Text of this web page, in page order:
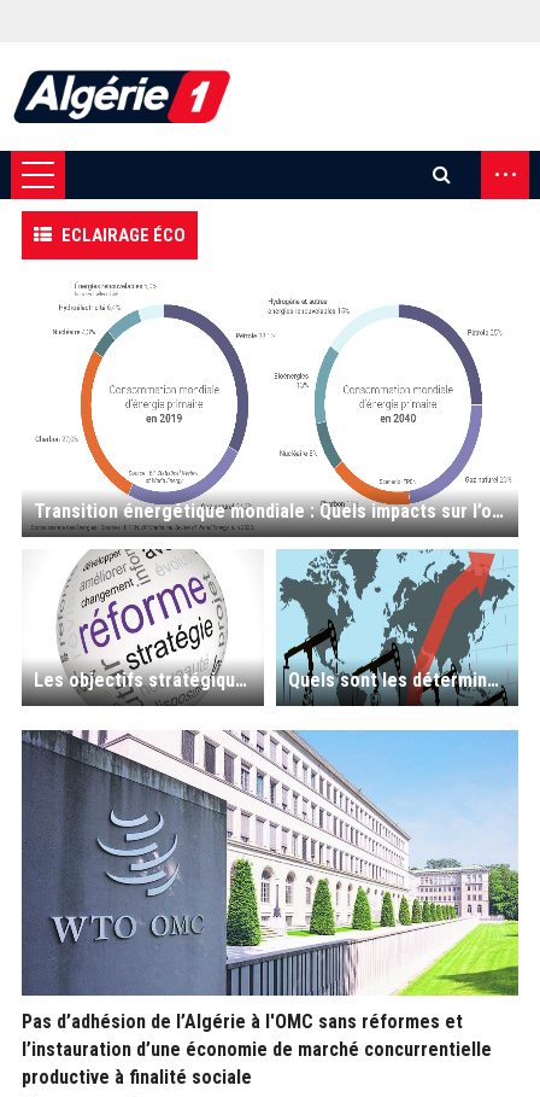
...
ECLAIRAGE ÉCO
Transition énergétique mondiale : Quels impacts sur l’organisation de l’OPEP+ et sur l’économie algérienne ?
Les objectifs stratégiques du nouveau gouvernement algérien : nécessaires profondes réformes structurelles et la bonne gouvernance Quels sont les déterminants du cours du pétrole et les impacts sur l’économie algérienne ?
Pas d’adhésion de l’Algérie à l'OMC sans réformes et
l’instauration d’une économie de marché concurrentielle
productive à finalité sociale